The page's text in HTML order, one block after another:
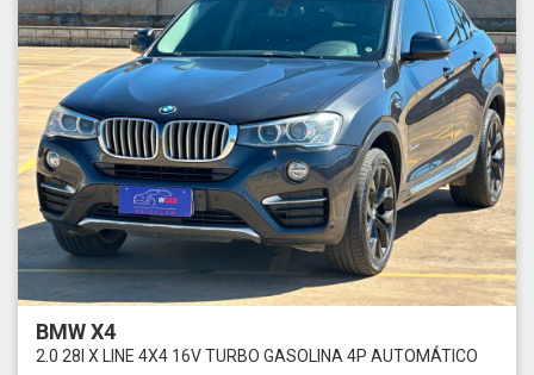
BMW X4
2.0 28I X LINE 4X4 16V TURBO GASOLINA 4P AUTOMÁTICO